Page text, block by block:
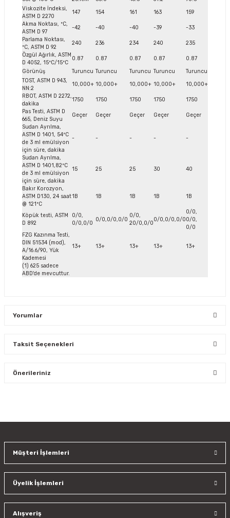
Viskozite İndeksi,
ASTM D 2270
147 154 161 163
159
Akma Noktası, ºC,
ASTM D 97
-42 -40 -40 -39
-33
Parlama Noktası,
ºC, ASTM D 92
240 236 234 240
235
Özgül Ağırlık, ASTM
D 4052, 15ºC/15ºC
0.87 0.87 0.87 0.87
0.87
Görünüş
Turuncu Turuncu Turuncu Turuncu
Turuncu
TOST, ASTM D 943,
NN:2
10,000+ 10,000+ 10,000+ 10,000+
10,000+
RBOT, ASTM D 2272,
dakika
1750 1750 1750 1750
1750
Pas Testi, ASTM D
665, Deniz Suyu
Geçer Geçer Geçer Geçer
Geçer
Sudan Ayrılma,
ASTM D 1401, 54ºC
de 3 ml emülsiyon
için süre, dakika
- - - - -
Sudan Ayrılma,
ASTM D 1401,82ºC
de 3 ml emülsiyon
için süre, dakika
15 25 25 30 40
Bakır Korozyon,
ASTM D130, 24 saat
@ 121ºC
1B 1B 1B 1B 1B
Köpük testi, ASTM
D 892
0/0,
0/0,0/0
0/0,0/0,0/0
0/0,
20/0,0/0
0/0,0/0,0/0
0/0,
0/0,
0/0
FZG Kazınma Testi,
DIN 51534 (mod),
A/16.6/90, Yük
Kademesi
13+ 13+ 13+ 13+ 13+
(1) 625 sadece
ABD'de mevcuttur.
Yorumlar
Taksit Seçenekleri
Önerileriniz
Ürün resmi kalitesiz, bozuk veya görüntülenemiyor.
Ürün bilgilerinde hatalar bulunuyor.
Bu ürüne benzer farklı alternatifler olmalı.
Müşteri İşlemleri
Üyelik İşlemleri
Alışveriş